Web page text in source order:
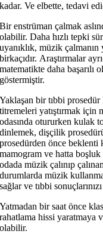
kadar. Ve elbette, tedavi
Bir enstrüman çalmak
olabilir. Daha hızlı tepki
uyanıklık, müzik
birkaçıdır. Araştırmalar
matematikte daha başarılı
göstermiştir.
Yaklaşan bir tıbbi
titremeleri yatıştırmak için
odasında otururken kulak
dinlemek, dişçilik
prosedürden önce beklenti
mamogram ve hatta
odada müzik çalınıp
durumlarda müzik
sağlar ve tıbbi
Yatmadan bir saat önce
rahatlama hissi yaratmaya
olabilir.